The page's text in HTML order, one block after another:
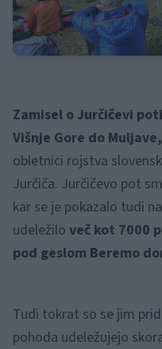
Zamisel o Jurčičevi
Višnje Gore do Muljave,
obletnici rojstva
Jurčiča. Jurčičevo pot
kar se je pokazalo tudi
udeležilo več kot 7000
pod geslom Beremo
Tudi tokrat so se jim
pohoda udeležujejo